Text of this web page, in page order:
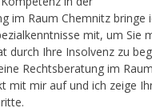
im Raum Chemnitz bringe
mit, um Sie
durch Ihre Insolvenz zu
Rechtsberatung im Raum
mit mir auf und ich zeige